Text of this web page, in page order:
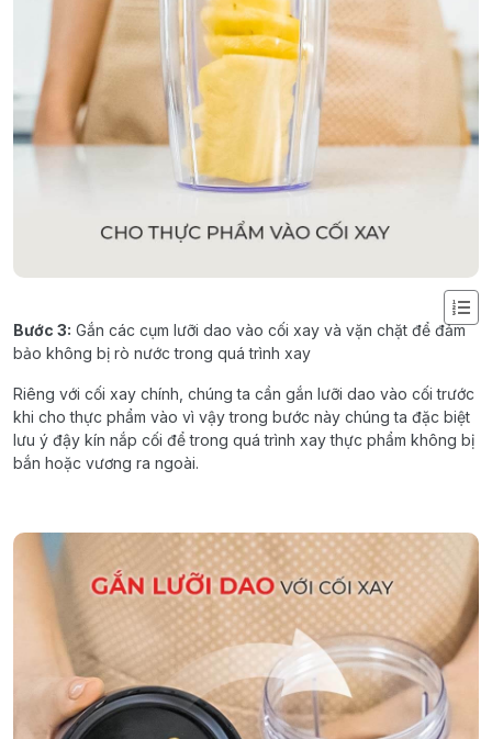
Bước 3: Gắn các cụm lưỡi dao vào cối xay và vặn chặt để đảm
bảo không bị rò nước trong quá trình xay
Riêng với cối xay chính chúng ta cần gắn lưỡi dao vào cối trước
khi cho thực phẩm vào vì vậy trong bước này chúng ta đặc biệt
lưu ý đậy kín nắp cối để trong quá trình xay thực phẩm không bị
bắn hoặc vương ra ngoài.